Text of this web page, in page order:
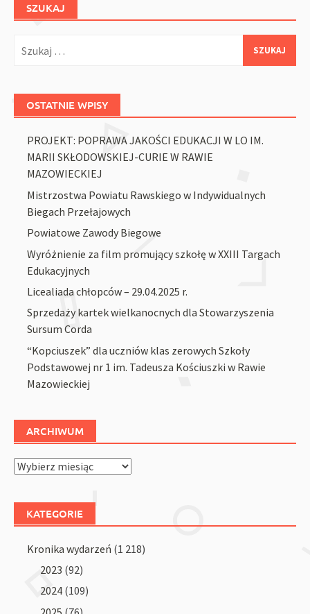
SZUKAJ
OSTATNIE WPISY
PROJEKT: POPRAWA JAKOŚCI EDUKACJI W LO IM.
MARII SKŁODOWSKIEJ-CURIE W RAWIE
MAZOWIECKIEJ
Mistrzostwa Powiatu Rawskiego w Indywidualnych
Biegach Przełajowych
Powiatowe Zawody Biegowe
Wyróżnienie za film promujący szkołę w XXIII Targach
Edukacyjnych
Licealiada chłopców – 29.04.2025 r.
Sprzedaży kartek wielkanocnych dla Stowarzyszenia
Sursum Corda
“Kopciuszek” dla uczniów klas zerowych Szkoły
Podstawowej nr 1 im. Tadeusza Kościuszki w Rawie
Mazowieckiej
ARCHIWUM
Archiwum
KATEGORIE
Kronika wydarzeń (1 218)
2023 (92)
2024 (109)